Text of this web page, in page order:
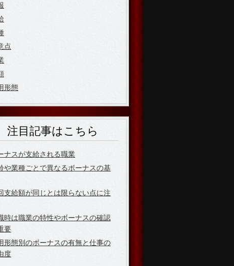
点
形態
注目記事はこちら
ナスが支給される職業
や業種ごとで異なるボーナスの基
支給額が同じとは限らない点に注
時は職業の特性やボーナスの確認
要
形態別のボーナスの有無と仕事の
度